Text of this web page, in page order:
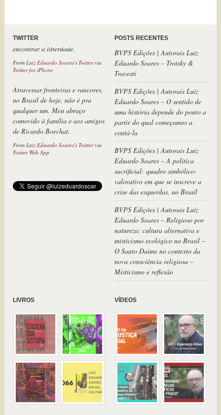
TWITTER
Twitter for iPhone
Atravessar fronteiras e rancores,
no Brasil de hoje, não é pra
comovido à família e aos amigos
de Ricardo Boechat.
FromLuiz Eduardo Soares's Twitter
Twitter Web App
POSTS RECENTES
BVPS Edições | Autorais Luiz
Eduardo Soares – Trotsky &
Travesti
BVPS Edições | Autorais Luiz
Eduardo Soares – O sentido de
uma história depende do ponto a
partir do qual começamos a
contá-la
BVPS Edições | Autorais Luiz
Eduardo Soares – A política
sacrificial: quadro simbólico-
valorativo em que se inscreve a
crise das esquerdas, no Brasil
BVPS Edições | Autorais Luiz
Eduardo Soares – Religioso por
natureza: cultura alternativa e
misticismo ecológico no Brasil –
O Santo Daime no contexto da
nova consciência religiosa –
Misticismo e reflexão
LIVROS VÍDEOS